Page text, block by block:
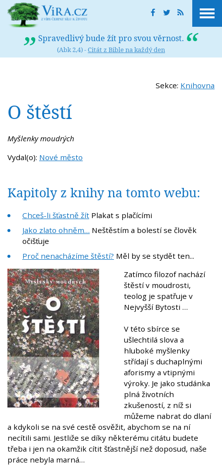
Spravedlivý bude žít pro svou věrnost.
(Abk 2,4) -Citát z Bible na každý den
Sekce: Knihovna
O štěstí
Myšlenky moudrých
Vydal(o): Nové město
Kapitoly z knihy na tomto webu:
Chceš-li šťastně žít Plakat s plačícími
Jako zlato ohněm… Neštěstím a bolestí se člověk
očišťuje
Proč nenacházíme štěstí? Měl by se stydět ten...
Zatímco filozof nachází
štěstí v moudrosti,
teolog je spatřuje v
Nejvyšší Bytosti …
V této sbírce se
ušlechtilá slova a
hluboké myšlenky
střídají s duchaplnými
aforismy a vtipnými
výroky. Je jako studánka
plná životních
zkušeností, z níž si
můžeme nabrat do dlaní
a kdykoli se na své cestě osvěžit, abychom se na ní
necítili sami. Jestliže se díky některému citátu budete
třeba i jen na okamžik cítit šťastnější než doposud, naše
práce nebyla marná…